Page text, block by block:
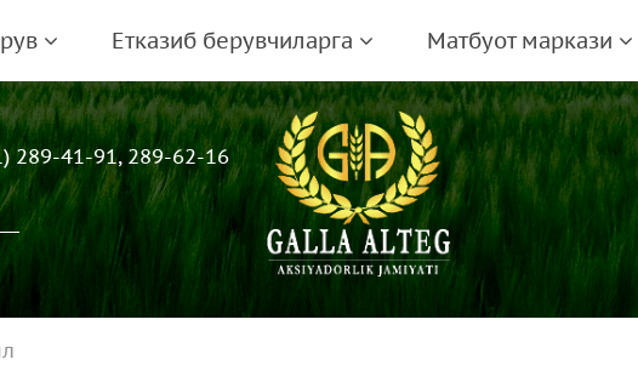
Етказиб берувчиларга Матбуот маркази
289-41-91, 289-62-16